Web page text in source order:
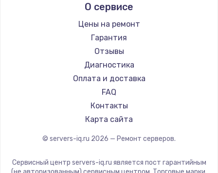
О сервисе
Цены на ремонт
Гарантия
Отзывы
Диагностика
Оплата и доставка
FAQ
Контакты
Карта сайта
© servers-iq.ru 2026 — Ремонт серверов.
Сервисный центр servers-iq.ru является пост гарантийным